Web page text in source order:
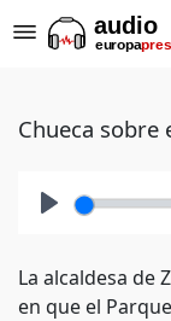
Chueca sobre
La alcaldesa de
en que el